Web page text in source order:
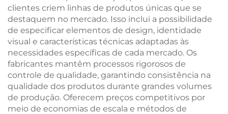
clientes criem linhas de produtos únicas que se
destaquem no mercado. Isso inclui a possibilidade
de especificar elementos de design, identidade
visual e características técnicas adaptadas às
necessidades específicas de cada mercado. Os
fabricantes mantêm processos rigorosos de
controle de qualidade, garantindo consistência na
qualidade dos produtos durante grandes volumes
de produção. Oferecem preços competitivos por
meio de economias de escala e métodos de